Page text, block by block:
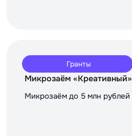
Гранты
Микрозаём «Креативный»
Микрозаём до 5 млн рублей